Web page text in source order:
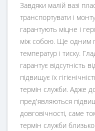
Завдяки малій вазі
транспортувати і
гарантують міцне і
між собою. Ще одним
температур і тиску.
гарантує відсутність
підвищує їх
термін служби. Адже
пред'являються
довговічності, саме
термін служби